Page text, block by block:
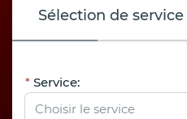
Sélection de service
Service:
Choisir le service